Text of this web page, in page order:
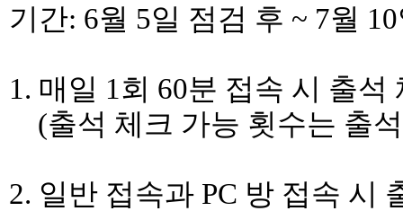
기간: 6월 5일 점검 후 ~ 7월
1. 매일 1회 60분 접속 시 출
(출석 체크 가능 횟수는 출
2. 일반 접속과 PC 방 접속 시